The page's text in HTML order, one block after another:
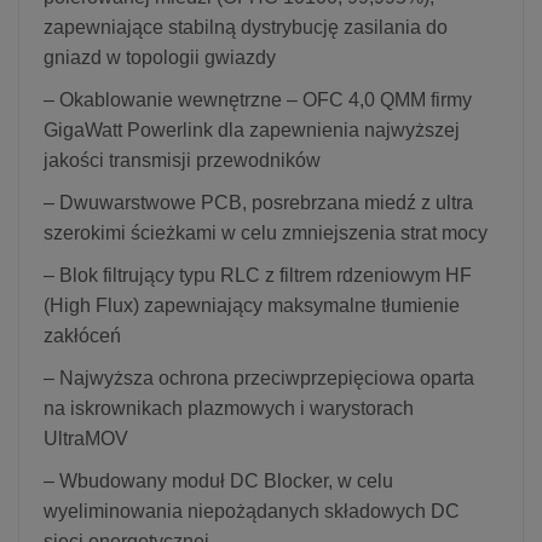
zapewniające stabilną dystrybucję zasilania do
gniazd w topologii gwiazdy
– Okablowanie wewnętrzne – OFC 4,0 QMM firmy
GigaWatt Powerlink dla zapewnienia najwyższej
jakości transmisji przewodników
– Dwuwarstwowe PCB, posrebrzana miedź z ultra
szerokimi ścieżkami w celu zmniejszenia strat mocy
– Blok filtrujący typu RLC z filtrem rdzeniowym HF
(High Flux) zapewniający maksymalne tłumienie
zakłóceń
– Najwyższa ochrona przeciwprzepięciowa oparta
na iskrownikach plazmowych i warystorach
UltraMOV
– Wbudowany moduł DC Blocker, w celu
wyeliminowania niepożądanych składowych DC